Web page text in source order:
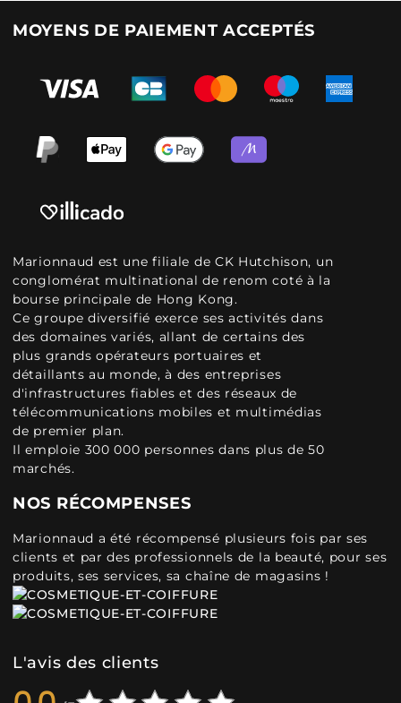
MOYENS DE PAIEMENT ACCEPTÉS
Marionnaud est une filiale de CK Hutchison, un
conglomérat multinational de renom coté à la
bourse principale de Hong Kong.
Ce groupe diversifié exerce ses activités dans
des domaines variés, allant de certains des
plus grands opérateurs portuaires et
détaillants au monde, à des entreprises
d'infrastructures fiables et des réseaux de
télécommunications mobiles et multimédias
de premier plan.
Il emploie 300 000 personnes dans plus de 50
marchés.
NOS RÉCOMPENSES
Marionnaud a été récompensé plusieurs fois par ses
clients et par des professionnels de la beauté, pour ses
produits, ses services, sa chaîne de magasins !
L'avis des clients